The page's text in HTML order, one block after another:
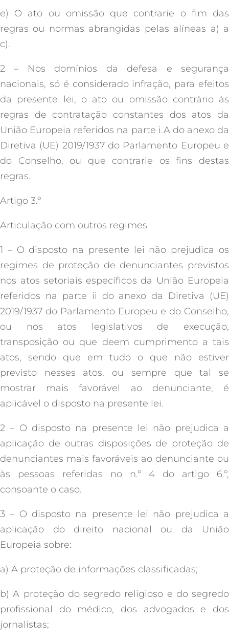
e) O ato ou omissão que contrarie o fim das
regras ou normas abrangidas pelas alíneas a) a
c).
2 – Nos domínios da defesa e segurança
nacionais, só é considerado infração, para efeitos
da presente lei, o ato ou omissão contrário às
regras de contratação constantes dos atos da
União Europeia referidos na parte i.A do anexo da
Diretiva (UE) 2019/1937 do Parlamento Europeu e
do Conselho, ou que contrarie os fins destas
regras.
Artigo 3.º
Articulação com outros regimes
1 – O disposto na presente lei não prejudica os
regimes de proteção de denunciantes previstos
nos atos setoriais específicos da União Europeia
referidos na parte ii do anexo da Diretiva (UE)
2019/1937 do Parlamento Europeu e do Conselho,
ou nos atos legislativos de execução,
transposição ou que deem cumprimento a tais
atos, sendo que em tudo o que não estiver
previsto nesses atos, ou sempre que tal se
mostrar mais favorável ao denunciante, é
aplicável o disposto na presente lei.
2 – O disposto na presente lei não prejudica a
aplicação de outras disposições de proteção de
denunciantes mais favoráveis ao denunciante ou
às pessoas referidas no n.º 4 do artigo 6.º,
consoante o caso.
3 – O disposto na presente lei não prejudica a
aplicação do direito nacional ou da União
Europeia sobre:
a) A proteção de informações classificadas;
b) A proteção do segredo religioso e do segredo
profissional do médico, dos advogados e dos
jornalistas;